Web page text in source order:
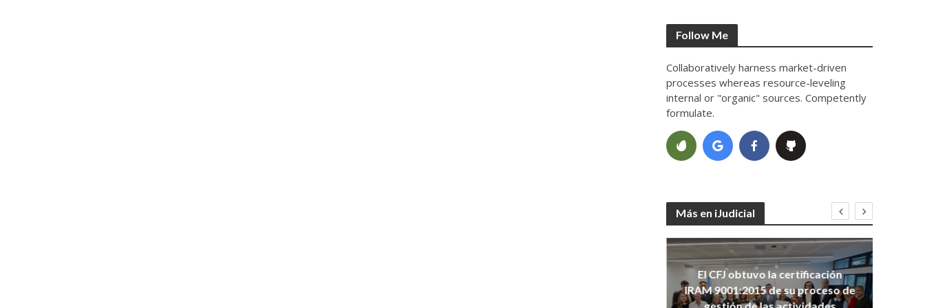
Follow Me
Collaboratively harness market-driven
processes whereas resource-leveling
internal or "organic" sources. Competently
formulate.
Más en iJudicial
El CFJ obtuvo la certificación
IRAM 9001:2015 de su proceso de